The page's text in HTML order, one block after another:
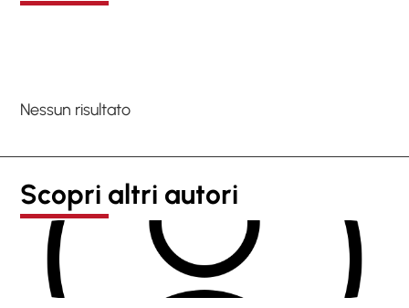
Nessun risultato
Scopri altri autori